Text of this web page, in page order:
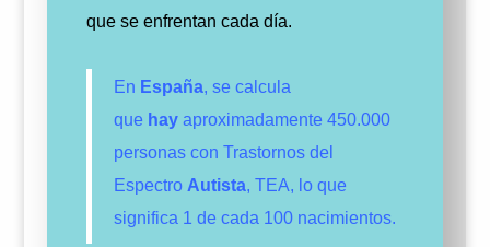
que se enfrentan cada día.
En España, se calcula
que hayaproximadamente 450.000
personas con Trastornos del
Espectro Autista, TEA, lo que
significa 1 de cada 100 nacimientos.